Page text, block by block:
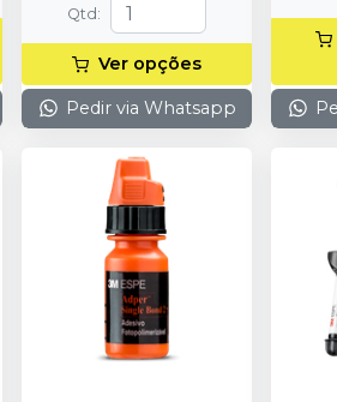
Qtd :
Ver opções
Pedir via Whatsapp